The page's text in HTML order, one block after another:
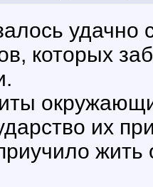
удачно
которых
их